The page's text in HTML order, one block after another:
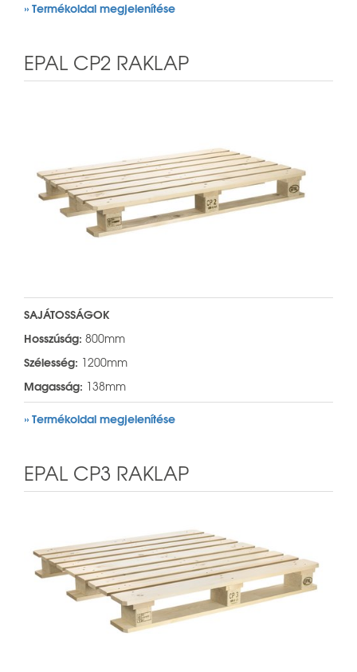
» Termékoldal megjelenítése
EPAL CP2 RAKLAP
SAJÁTOSSÁGOK
Hosszúság: 800mm
Szélesség: 1200mm
Magasság: 138mm
» Termékoldal megjelenítése
EPAL CP3 RAKLAP